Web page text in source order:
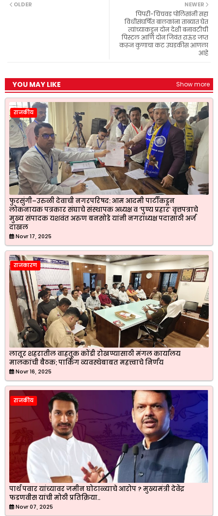
o
NEWER
पिंपरी-चिंचवड पोलिसांनी सहा
विधीसंघर्षित बालकांना ताब्यात घेत
त्यांच्याकडून दोन देशी बनावटीची
पिस्टल आणि दोन जिवंत राऊंड जप्त
करून कुणाचा कट उघडकीस आणला
आहे
OLDER
YOU MAY LIKE Show more
राजकीय
फुरसुंगी–उरुळी देवाची नगरपरिषद: आम आदमी पार्टीकडून
लोकनायक पत्रकार संघाचे संस्थापक अध्यक्ष व ‘पुण्य प्रहार’ वृत्तपत्राचे
मुख्य संपादक यशवंत अरुण बनसोडे यांनी नगराध्यक्ष पदासाठी अर्ज
दाखल
Novr 17, 2025
राजकारण
लातूर शहरातील वाहतूक कोंडी रोखण्यासाठी मंगल कार्यालय
मालकांची बैठक; पार्किंग व्यवस्थेबाबत महत्त्वाचे निर्णय
Novr 16, 2025
राजकीय
पार्थ पवार यांच्यावर जमीन घोटाळ्याचे आरोप ? मुख्यमंत्री देवेंद्र
फडणवीस यांची मोठी प्रतिक्रिया..
Novr 07, 2025